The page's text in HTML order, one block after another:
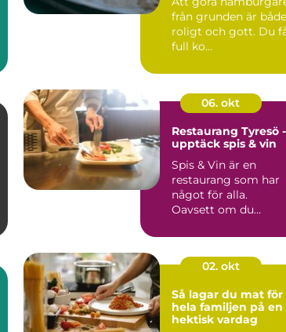
från grunden är både
roligt och gott. Du
full ko...
06. okt
Restaurang Tyresö -
upptäck spis & vin
Spis & Vin är en
restaurang som har
något för alla.
Oavsett om du
02. okt
Så lagar du mat för
hela familjen på en
hektisk vardag